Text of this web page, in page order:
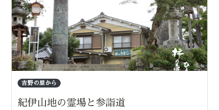
吉野の里から
紀伊山地の霊場と参詣道